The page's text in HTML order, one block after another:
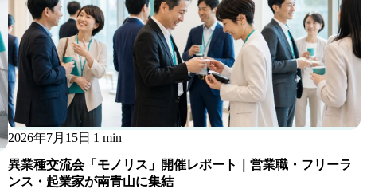
2026年7月15日 1 min
異業種交流会「モノリス」開催レポート｜営業職・フリーラ
ンス・起業家が南青山に集結